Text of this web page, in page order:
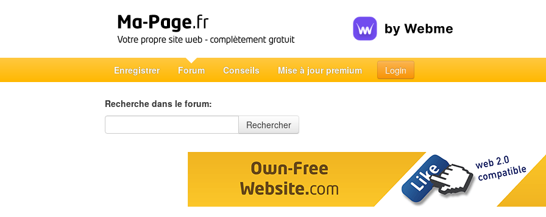
Enregistrer Forum Conseils Mise à jour premium Login
Recherche dans le forum:
Recherche dans le forum
Rechercher